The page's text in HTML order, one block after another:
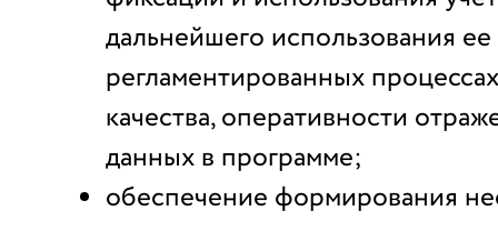
дальнейшего использования ее
регламентированных
качества, оперативности
данных в программе;
обеспечение формирования